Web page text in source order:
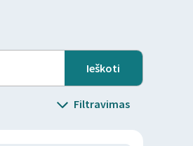
Filtravimas